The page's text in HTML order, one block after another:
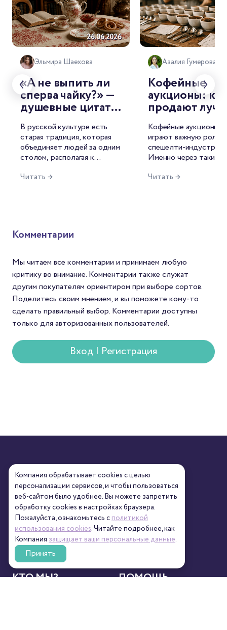
26.06.2026
Эльмира Шаехова
«А не выпить ли
сперва чайку?» —
душевные цитаты
о чае от
знаменитых
русских
писателей
В русской культуре есть
старая традиция, которая
объединяет людей за одним
столом, располагая к
называется она — чаепитие.
напиток нашёл отражение и
Читать →
Азалия Гумерова
Кофейные
аукционы: как
продают
лоты мира
Кофейные аукционы
играют важную роль в
спешелти-индустрии.
Именно через такие
рынок, формируются
уникальным вкусом. А
покупателей —
попробовать редкий
который редко
в массовой продаже.
Читать →
Комментарии
Мы читаем все комментарии и принимаем любую
критику во внимание. Комментарии также служат
другим покупателям ориентиром при выборе сортов.
Поделитесь своим мнением, и вы поможете кому-то
сделать правильный выбор. Комментарии доступны
только для авторизованных пользователей.
Вход | Регистрация
КТО МЫ? ПОМОЩЬ
Компания обрабатывает cookies с целью
персонализации сервисов, и чтобы пользоваться
веб-сайтом было удобнее. Вы можете запретить
обработку сookies в настройках браузера.
Пожалуйста, ознакомьтесь сполитикой
использования cookies. Читайте подробнее, как
Компания защищает ваши персональные данные.
Принять